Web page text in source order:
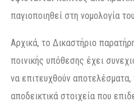
παγιοποιηθεί στη νομολογία
Αρχικά, το Δικαστήριο
ποινικής υπόθεσης έχει
να επιτευχθούν
αποδεικτικά στοιχεία που